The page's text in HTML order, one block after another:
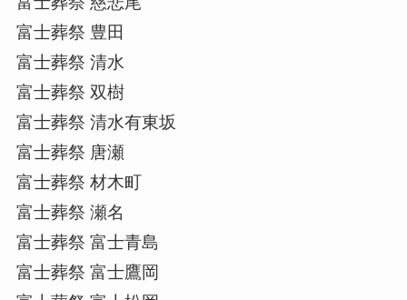
富士葬祭 豊田
富士葬祭 清水
富士葬祭 双樹
富士葬祭 清水有東坂
富士葬祭 唐瀬
富士葬祭 材木町
富士葬祭 瀬名
富士葬祭 富士青島
富士葬祭 富士鷹岡